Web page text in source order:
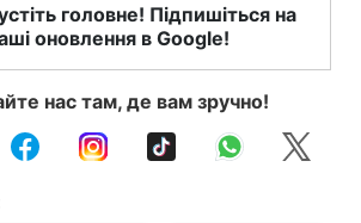
головне! Підпишіться на
оновлення в Google!
нас там, де вам зручно!